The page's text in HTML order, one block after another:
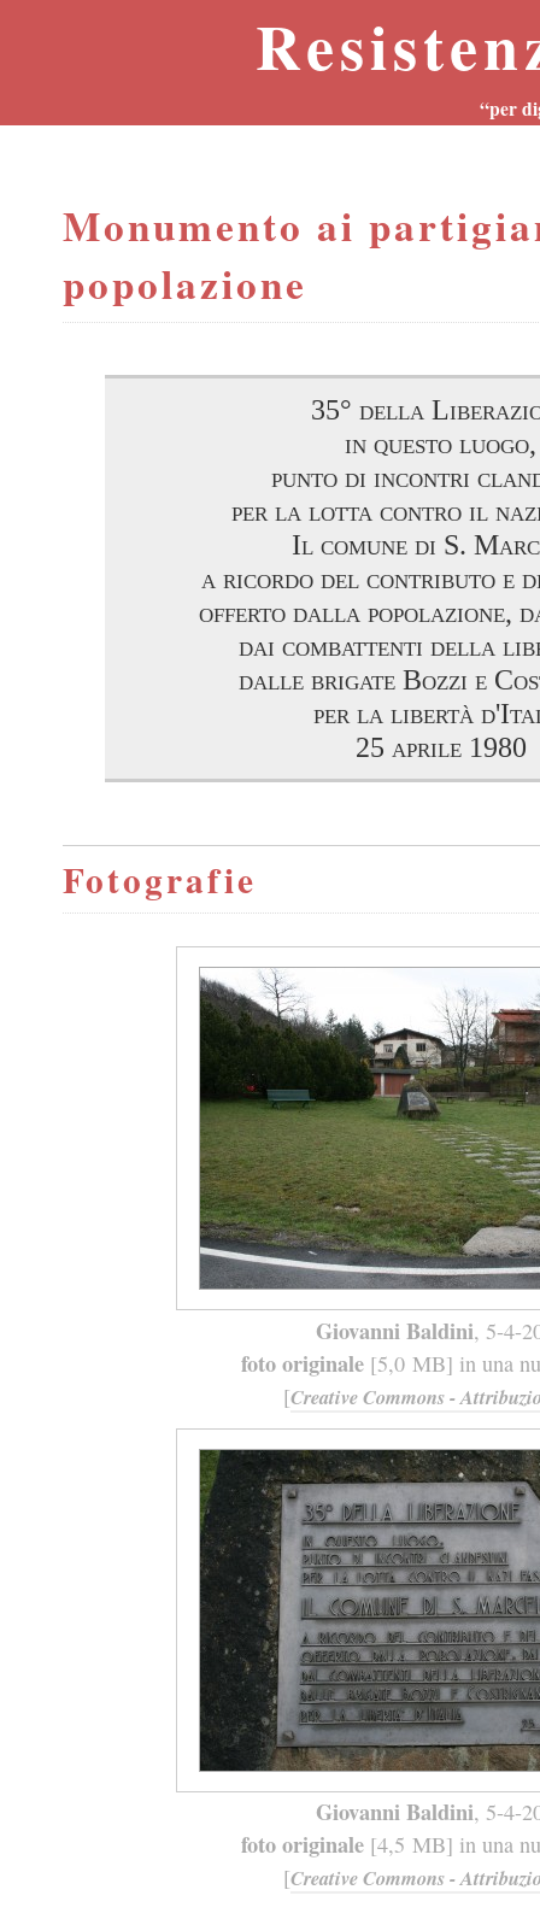
“per
Monumento ai
popolazione
35° della
in questo luogo,
punto di incontri
per la lotta contro il nazi
Il comune di S.
a ricordo del contributo e
offerto dalla popolazione,
dai combattenti della
dalle brigate Bozzi e
per la libertà
25 aprile 1980
Fotografie
Giovanni Baldini, 5-4-
foto originale[5,0 MB] in una
[Creative Commons -
Giovanni Baldini, 5-4-
foto originale[4,5 MB] in una
[Creative Commons -